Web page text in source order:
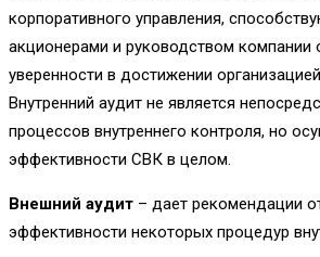
корпоративного управления,
акционерами и руководством компании
уверенности в достижении
Внутренний аудит не является
процессов внутреннего контроля, но
эффективности СВК в целом.
Внешний аудит – дает рекомендации
эффективности некоторых процедур